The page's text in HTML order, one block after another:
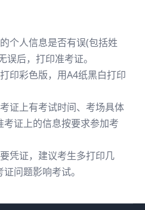
个人信息是否有误(包括姓
后，打印准考证。
印彩色版，用A4纸黑白打印
证上有考试时间、考场具体
证上的信息按要求参加考
凭证，建议考生多打印几
问题影响考试。